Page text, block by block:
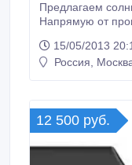
Предлагаем
Напрямую от
специально под Ваши
помогаем
15/05/2013
Россия,
12 500 руб.